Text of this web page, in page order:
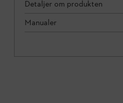
Detaljer om produkten
Manualer